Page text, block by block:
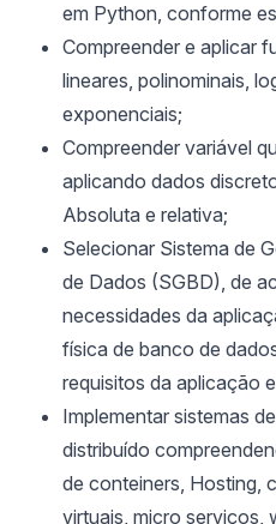
em Python, conforme
Compreender e aplicar
lineares, polinominais,
exponenciais;
Compreender variável
aplicando dados
Absoluta e relativa;
Selecionar Sistema de
de Dados (SGBD), de
necessidades da
física de banco de
requisitos da aplicação
Implementar sistemas
distribuído
de conteiners, Hosting,
virtuais, micro serviços,